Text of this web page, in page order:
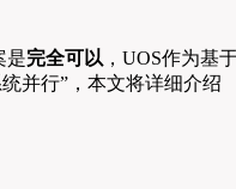
是完全可以 ，UOS作为基
并行”，本文将详细介绍